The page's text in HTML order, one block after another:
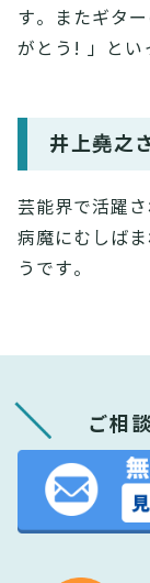
す。またギタ
がとう! 」とい
井上堯之
芸能界で活躍
病魔にむしば
うです。
ご相